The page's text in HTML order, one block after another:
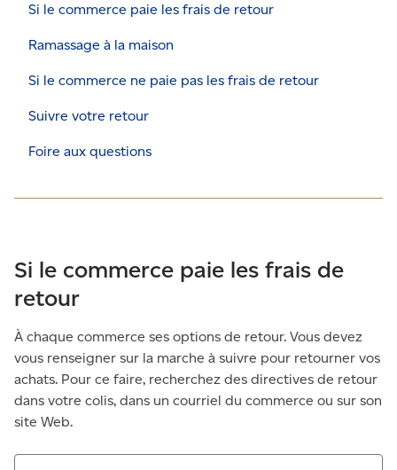
Si le commerce paie les frais de retour
Ramassage à la maison
Si le commerce ne paie pas les frais de retour
Suivre votre retour
Foire aux questions
Si le commerce paie les frais de
retour
À chaque commerce ses options de retour. Vous devez
vous renseigner sur la marche à suivre pour retourner vos
achats. Pour ce faire, recherchez des directives de retour
dans votre colis, dans un courriel du commerce ou sur son
site Web.